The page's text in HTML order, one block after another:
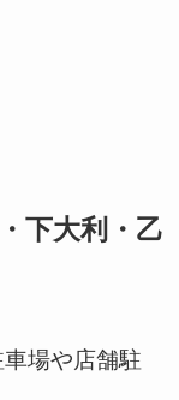
下大利・乙
場や店舗駐